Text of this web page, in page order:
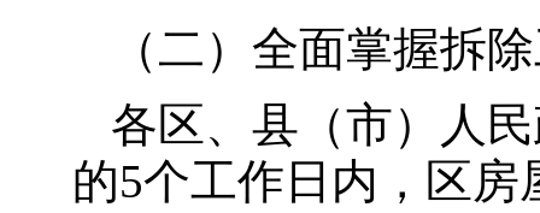
（二）全面掌握拆
各区、县（市）人
的5个工作日内，区